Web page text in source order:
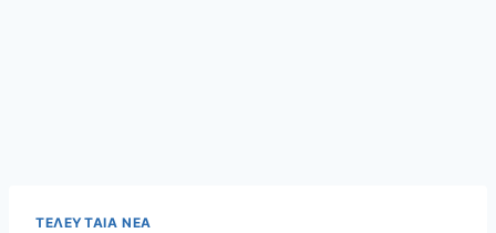
ΤΕΛΕΥΤΑΊΑ ΝΈΑ